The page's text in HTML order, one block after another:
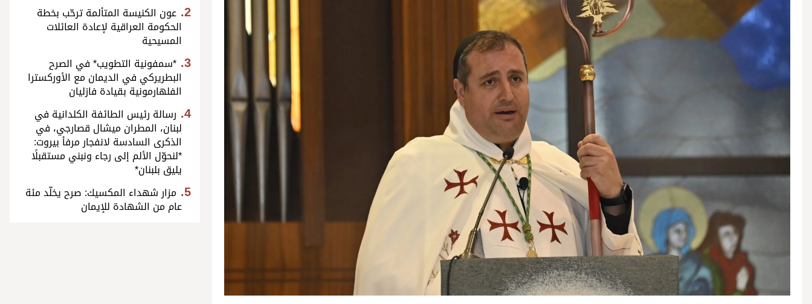
عون الكنيسة المتألمة ترحّب بخطة
الحكومة العراقية لإعادة العائلات
المسيحية
*سمفونية التطويب* في الصرح
البطريركي في الديمان مع الأوركسترا
الفلهارمونية بقيادة فازليان
رسالة رئيس الطائفة الكلدانية في
لبنان، المطران ميشال قصارجي، في
الذكرى السادسة لانفجار مرفأ بيروت:
*لنحوّل الألم إلى رجاء ونبني مستقبلًا
يليق بلبنان*
مزار شهداء المكسيك: صرح يخلّد مئة
عام من الشهادة للإيمان